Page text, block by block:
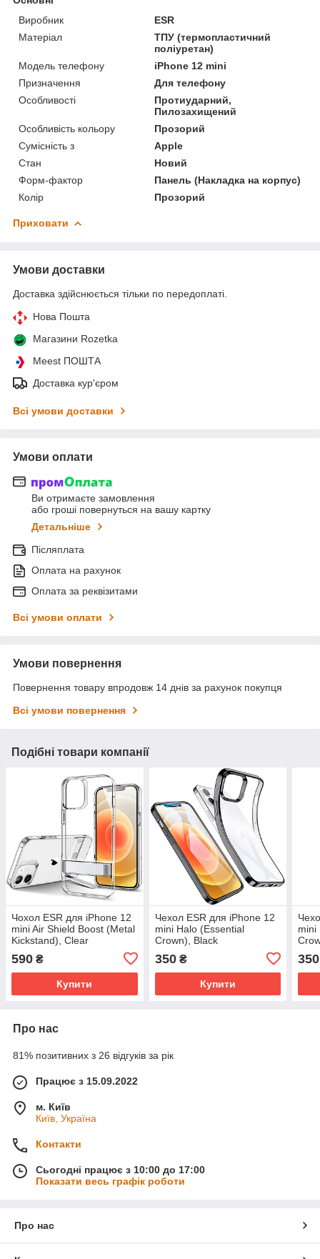
Виробник
ESR
Матеріал
ТПУ (термопластичний
поліуретан)
Модель телефону
iPhone 12 mini
Призначення
Для телефону
Особливості
Протиударний,
Пилозахищений
Особливість кольору
Прозорий
Сумісність з
Apple
Стан
Новий
Форм-фактор
Панель (Накладка на корпус)
Колір
Прозорий
Приховати
Умови доставки
Доставка здійснюється тільки по передоплаті.
Нова Пошта
Магазини Rozetka
Meest ПОШТА
Доставка кур'єром
Всі умови доставки
Умови оплати
Ви отримаєте замовлення
або гроші повернуться на вашу картку
Детальніше
Післяплата
Оплата на рахунок
Оплата за реквізитами
Всі умови оплати
Умови повернення
Повернення товару впродовж 14 днів за рахунок покупця
Всі умови повернення
Подібні товари компанії
Чохол ESR для iPhone 12
mini Air Shield Boost (Metal
Kickstand), Clear
590 ₴
Купити
Чехол ESR для iPhone 12
mini Halo (Essential
Crown), Black
350₴
Купити
mini
350
Про нас
81% позитивних з 26 відгуків за рік
Працює з 15.09.2022
м. Київ
Київ, Україна
Контакти
Сьогодні працює з 10:00 до 17:00
Показати весь графік роботи
Про нас